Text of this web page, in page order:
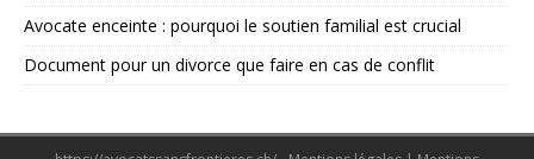
Avocate enceinte : pourquoi le soutien familial est crucial
Document pour un divorce que faire en cas de conflit